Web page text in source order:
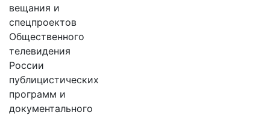
вещания и
спецпроектов
Общественного
телевидения
России
публицистических
программ и
документального